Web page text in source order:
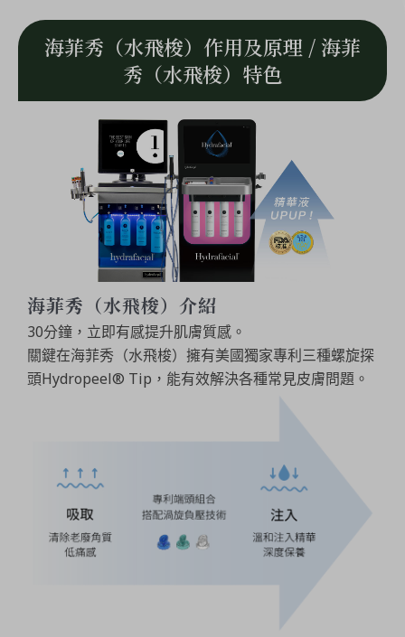
海菲秀（水飛梭）作用及原理 / 海菲
秀（水飛梭）特色
海菲秀（水飛梭）介紹
30分鐘，立即有感提升肌膚質感。
關鍵在海菲秀（水飛梭）擁有美國獨家專利三種螺旋探
頭Hydropeel® Tip，能有效解決各種常見皮膚問題。